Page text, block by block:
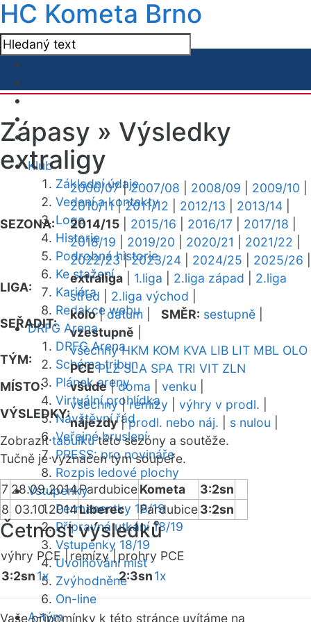
HC Kometa Brno
Klub
Základní údaje
Vedení a kontakty
Logo
Historie
Podrobná historie
Ke stažení
Kariéra
Redakce webu
DRFG Arena
DRFG Arena
Schéma tribun
Plánek areny
Virtuální prohlídka
Návštěvní řád
Veřejné bruslení
PRESS: pro novináře
Rozpis ledové plochy
Vstupenky
Permanentky 18/19
Přípravná utkání 18/19
Vstupenky 18/19
Uvolňování míst
Zvýhodněné
On-line
A-tým
Zápasy » Výsledky
extraligy
SEZONA:
2006/07|2007/08 2008/09 2009/10
2010/11|2011/12 2012/13 2013/14
2014/15
2015/16 2016/17 2017/18
2018/19
2019/20 2020/21 2021/22
2022/23|2023/24 2024/25 2025/26
LIGA:
extraliga 1.liga 2.liga západ
2.liga
střed
2.liga východ
SEŘADIT:
kolo|datum SMĚR: sestupně
vzestupně
TÝM:
všechny HKM KOM KVA LIB LIT MBL OLO
PCE PLZ SLA SPA TRI VIT ZLN
MÍSTO:
všude|doma venku
VÝSLEDKY:
všechny|remízy výhry v prodl.
nájezdy|prodl. nebo náj. s nulou
Zobrazittabulkutéto sezóny a soutěže.
Tučně je vyznačen tým soupeře.
7 28.09.2014PardubiceKometa
3:2sn
8 03.10.2014Liberec Pardubice3:2sn
Četnost výsledků
výhry PCE | remízy | prohry PCE
3:2sn1x 2:3sn1x
Vaše připomínky k této stránce uvítáme na